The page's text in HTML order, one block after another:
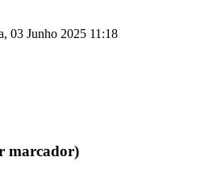
03 Junho 2025 11:18
marcador)